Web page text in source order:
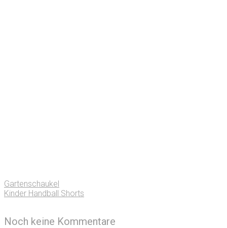
Gartenschaukel
Kinder Handball Shorts
Noch keine Kommentare